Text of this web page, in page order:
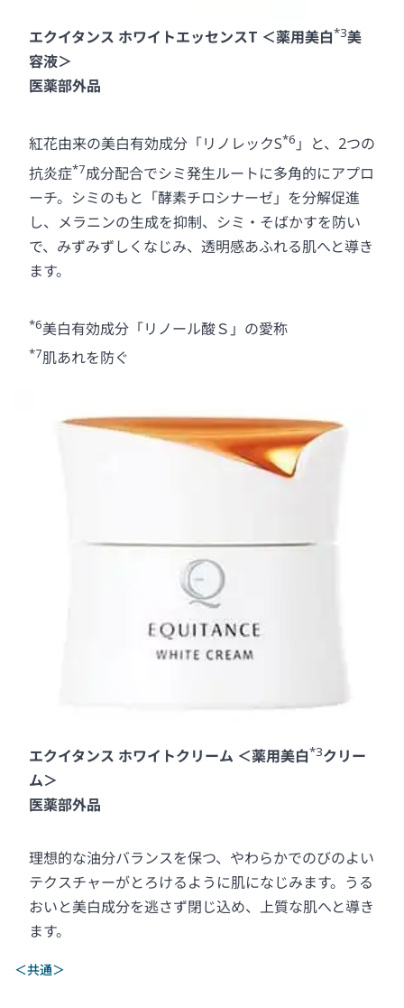
エクイタンス ホワイトエッセンスT ＜薬用美白*3美
容液＞
医薬部外品
紅花由来の美白有効成分「リノレックS*6」と、2つの
抗炎症*7成分配合でシミ発生ルートに多角的にアプロ
ーチ。シミのもと「酵素チロシナーゼ」を分解促進
し、メラニンの生成を抑制、シミ・そばかすを防い
で、みずみずしくなじみ、透明感あふれる肌へと導き
ます。
*6美白有効成分「リノール酸Ｓ」の愛称
*7肌あれを防ぐ
エクイタンス ホワイトクリーム ＜薬用美白*3クリー
ム＞
医薬部外品
理想的な油分バランスを保つ、やわらかでのびのよい
テクスチャーがとろけるように肌になじみます。うる
おいと美白成分を逃さず閉じ込め、上質な肌へと導き
ます。
＜共通＞